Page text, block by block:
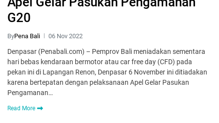
G20
ByPena Bali 06 Nov 2022
Denpasar (Penabali.com) – Pemprov Bali meniadakan sementara
hari bebas kendaraan bermotor atau car free day (CFD) pada
pekan ini di Lapangan Renon, Denpasar 6 November ini ditiadakan
karena bertepatan dengan pelaksanaan Apel Gelar Pasukan
Pengamanan…
Read More